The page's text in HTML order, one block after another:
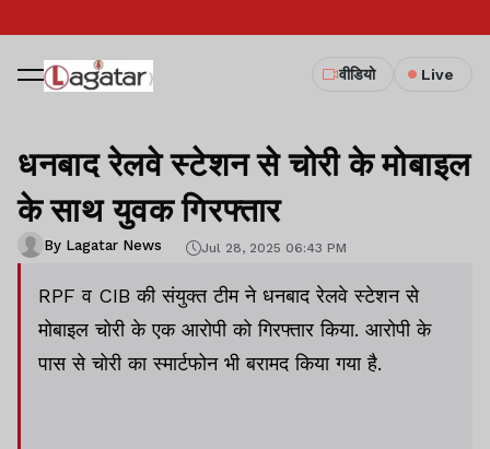
वीडियो Live
धनबाद रेलवे स्टेशन से चोरी के मोबाइल
के साथ युवक गिरफ्तार
By Lagatar News Jul 28, 2025 06:43 PM
RPF व CIB की संयुक्त टीम ने धनबाद रेलवे स्टेशन से
मोबाइल चोरी के एक आरोपी को गिरफ्तार किया. आरोपी के
पास से चोरी का स्मार्टफोन भी बरामद किया गया है.